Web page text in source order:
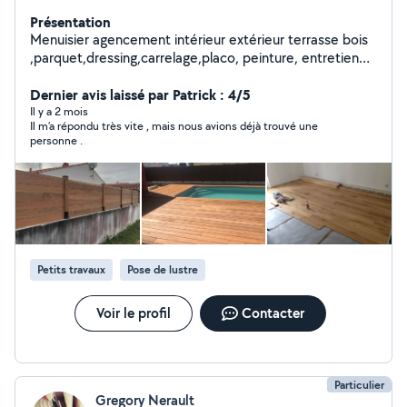
Présentation
Menuisier agencement intérieur extérieur terrasse bois
,parquet,dressing,carrelage,placo, peinture, entretien
Dernier avis laissé par Patrick : 4/5
Il y a 2 mois
Il m’a répondu très vite , mais nous avions déjà trouvé une
personne .
Petits travaux Pose de lustre
Voir le profil Contacter
Particulier
Gregory Nerault